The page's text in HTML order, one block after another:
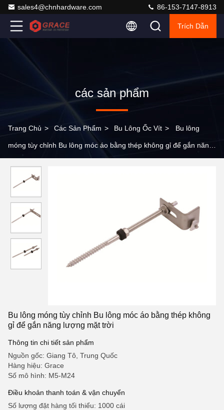
sales4@chnhardware.com 86-153-7147-8913
Trích Dẫn
các sản phẩm
Trang Chủ > Các Sản Phẩm > Bu Lông Ốc Vít > Bu lông
móng tùy chỉnh Bu lông móc áo bằng thép không gỉ để gắn năng
Bu lông móng tùy chỉnh Bu lông móc áo bằng thép không
gỉ để gắn năng lượng mặt trời
Thông tin chi tiết sản phẩm
Nguồn gốc: Giang Tô, Trung Quốc
Hàng hiệu: Grace
Số mô hình: M5-M24
Điều khoản thanh toán & vận chuyển
Số lượng đặt hàng tối thiểu: 1000 cái